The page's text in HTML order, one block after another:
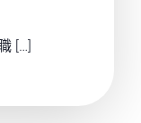
[…]